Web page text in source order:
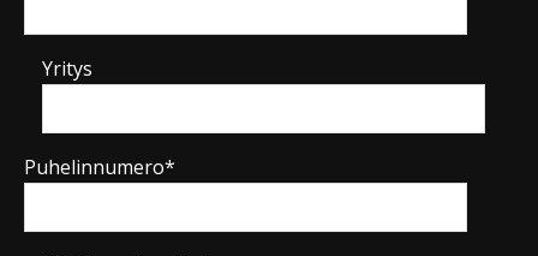
Yritys
Puhelinnumero*